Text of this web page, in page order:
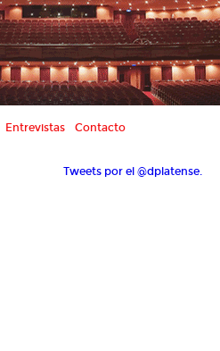
Entrevistas Contacto
Tweets por el @dplatense.